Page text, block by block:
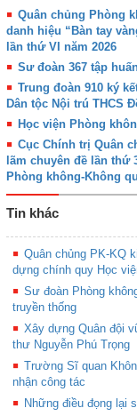
Quân chủng Phòng
danh hiệu “Bàn tay
lần thứ VI năm 2026
Sư đoàn 367 tập
Trung đoàn 910 ký
Dân tộc Nội trú THCS
Học viện Phòng
Cục Chính trị Quân
lãm chuyên đề lần thứ
Phòng không-Không
Tin khác
Quân chủng PK-KQ
dựng chính quy Học
Sư đoàn Phòng
truyền thống
Xây dựng Quân đội
thư Nguyễn Phú Trọng
Trường Sĩ quan
nhận công tác
Những điều đọng lại